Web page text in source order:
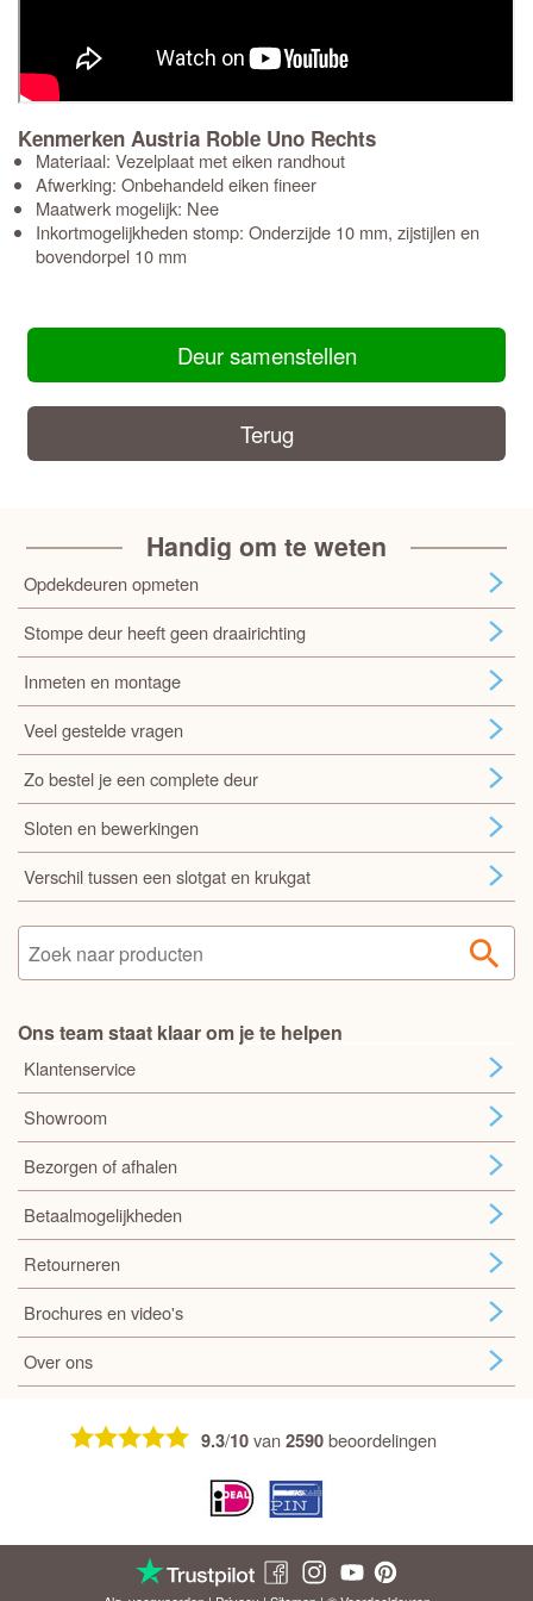
Kenmerken Austria Roble Uno Rechts
Materiaal: Vezelplaat met eiken randhout
Afwerking: Onbehandeld eiken fineer
Maatwerk mogelijk: Nee
Inkortmogelijkheden stomp: Onderzijde 10 mm, zijstijlen en
bovendorpel 10 mm
Deur samenstellen
Terug
Handig om te weten
Opdekdeuren opmeten
Stompe deur heeft geen draairichting
Inmeten en montage
Veel gestelde vragen
Zo bestel je een complete deur
Sloten en bewerkingen
Verschil tussen een slotgat en krukgat
Ons team staat klaar om je te helpen
Klantenservice
Showroom
Bezorgen of afhalen
Betaalmogelijkheden
Retourneren
Brochures en video's
Over ons
9.3/10van2590beoordelingen